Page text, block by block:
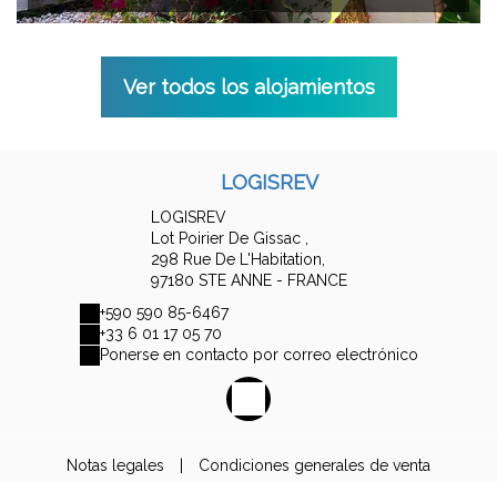
Ver todos los alojamientos
LOGISREV
LOGISREV
Lot Poirier De Gissac ,
298 Rue De L'Habitation,
97180 STE ANNE - FRANCE
+590 590 85-6467
+33 6 01 17 05 70
Ponerse en contacto por correo electrónico
Notas legales Condiciones generales de venta